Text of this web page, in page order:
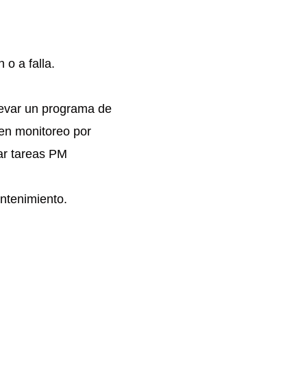
o a falla.
un programa de
monitoreo por
tareas PM